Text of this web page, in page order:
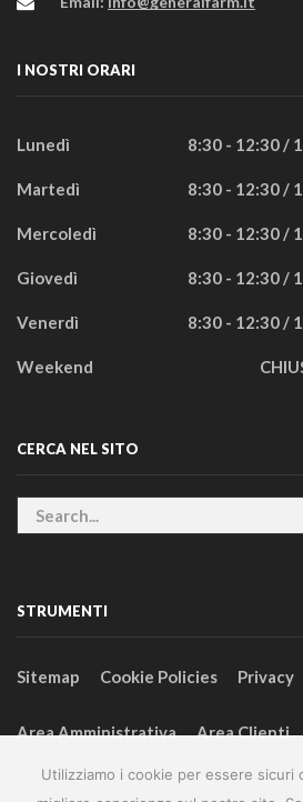
Utilizziamo i cookie per essere sicuri
I NOSTRI ORARI
Lunedì 8:30 - 12:30 /
Martedì 8:30 - 12:30 /
Mercoledì 8:30 - 12:30 /
Giovedì 8:30 - 12:30 /
Venerdì 8:30 - 12:30 /
Weekend
CERCA NEL SITO
STRUMENTI
Sitemap Cookie Policies Privacy
Area Amministrativa Area Clienti